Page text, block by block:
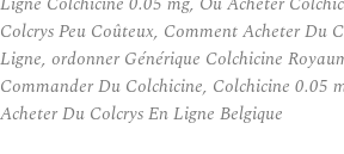
Colcrys Peu Coûteux, Comment Acheter Du
Ligne, ordonner Générique Colchicine
Commander Du Colchicine, Colchicine 0.05
Acheter Du Colcrys En Ligne Belgique